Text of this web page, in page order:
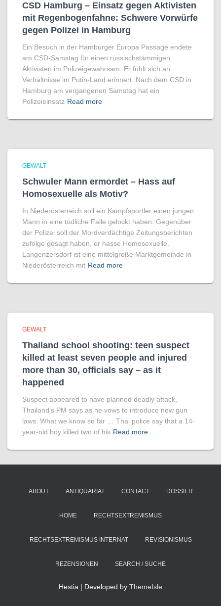
CSD Hamburg – Einsatz gegen Aktivisten
mit Regenbogen­fahne: Schwere Vorwürfe
gegen Polizei in Hamburg
Ein Besuch in der Hamburger Europa Passage endete
am CSD-Samstag für einen russischstämmigen
Aktivisten im Polizeigewahrsam. Er fühlt sich an
Verhältnisse im Putin-Land erinnert. Nach dem CSD in
Hamburg am vergangenen Samstag hat ein
Polizeieinsatz Read more
GEWALT
Schwuler Mann ermordet – Hass auf
Homo­sexuelle als Motiv?
In Niederösterreich soll ein Kampfsportler einen jungen
Mann in eine tödliche Falle gelockt haben. Gegenüber
der Polizei soll der Mordverdächtige Zeitungsberichten
zufolge gesagt haben, er hasse Homosexuelle.
Langenzersdorf ist eine mittelgroße Marktgemeinde in
Niederösterreich mit Read more
GEWALT
Thailand school shooting: teen suspect
killed at least seven people and injured
more than 30, officials say – as it
happened
Suspect appeared to have planned deadly attack,
Thailand’s PM says as he vows to introduce new gun
laws. What we know so far … Thai police say that a 14-
year-old boy killed two of his Read more
ABOUT ANTIQUARIAT CONTACT DOSSIER
HOME RECHTSEXTREMISMUS
RECHTSEXTREMISMUS INTERNAT REVISIONISMUS
REZENSIONEN SEARCH / SUCHE
Hestia | Developed by ThemeIsle